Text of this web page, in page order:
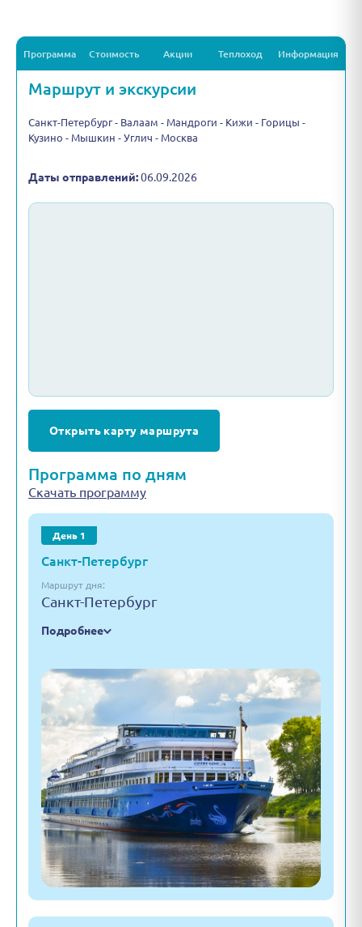
Программа Стоимость Акции Теплоход Информация
Маршрут и экскурсии
Санкт-Петербург - Валаам - Мандроги - Кижи - Горицы -
Кузино - Мышкин - Углич - Москва
Даты отправлений:06.09.2026
Открыть карту маршрута
Программа по дням
Скачать программу
День 1
Санкт-Петербург
Маршрут дня:
Санкт-Петербург
Подробнее